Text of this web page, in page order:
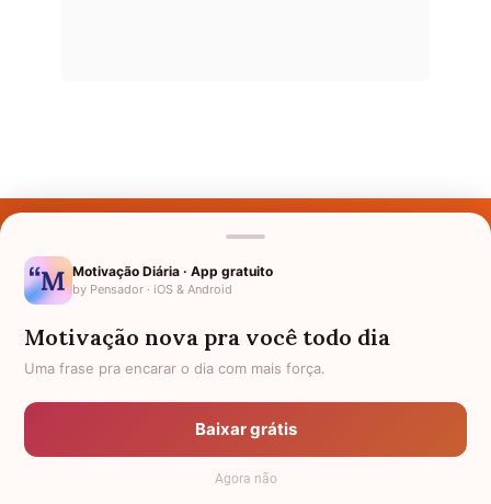
Nomes pelo Mundo
Política de Privacidade
Anuncie
Termos de Uso
Motivação Diária · App gratuito
by Pensador · iOS & Android
Motivação nova pra você todo dia
Uma frase pra encarar o dia com mais força.
Baixar grátis
Agora não